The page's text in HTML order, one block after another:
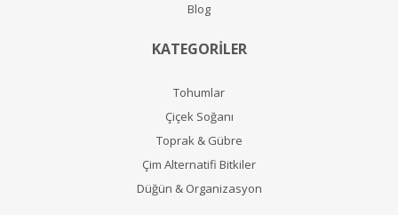
Blog
KATEGORİLER
Tohumlar
Çiçek Soğanı
Toprak & Gübre
Çim Alternatifi Bitkiler
Düğün & Organizasyon